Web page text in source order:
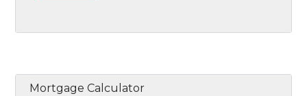
Mortgage Calculator